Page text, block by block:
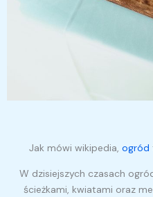
Jak mówi wikipedia, ogród
W dzisiejszych czasach
ścieżkami, kwiatami oraz